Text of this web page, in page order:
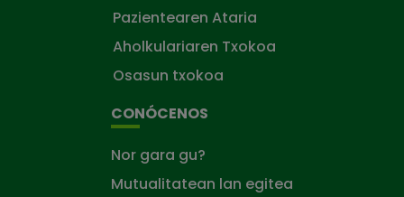
Pazientearen Ataria
Aholkulariaren Txokoa
Osasun txokoa
CONÓCENOS
Nor gara gu?
Mutualitatean lan egitea